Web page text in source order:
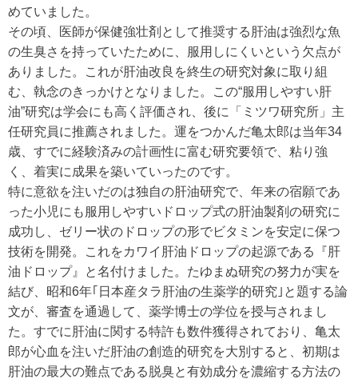
めていました。
その頃、医師が保健強壮剤として推奨する肝油は強烈な魚
の生臭さを持っていたために、服用しにくいという欠点が
ありました。これが肝油改良を終生の研究対象に取り組
む、執念のきっかけとなりました。この“服用しやすい肝
油”研究は学会にも高く評価され、後に「ミツワ研究所」主
任研究員に推薦されました。運をつかんだ亀太郎は当年34
歳、すでに経験済みの計画性に富む研究要領で、粘り強
く、着実に成果を築いていったのです。
特に意欲を注いだのは独自の肝油研究で、年来の宿願であ
った小児にも服用しやすいドロップ式の肝油製剤の研究に
成功し、ゼリー状のドロップの形でビタミンを安定に保つ
技術を開発。これをカワイ肝油ドロップの起源である『肝
油ドロップ』と名付けました。たゆまぬ研究の努力が実を
結び、昭和6年｢日本産タラ肝油の生薬学的研究｣と題する論
文が、審査を通過して、薬学博士の学位を授与されまし
た。すでに肝油に関する特許も数件獲得されており、亀太
郎が心血を注いだ肝油の創造的研究を大別すると、初期は
肝油の最大の難点である脱臭と有効成分を濃縮する方法の